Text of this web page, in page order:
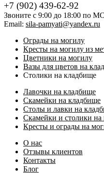
+7 (902) 439-62-92
Звоните с 9:00 до 18:00 по
Email: sila-pamyati@yandex.ru
Ограды на могилу
Кресты на могилу из
Цветники на могилу
Вазы для цветов на
Столики на кладбище
Лавочки на кладбище
Скамейки на кладбище
Столы и лавки на
Скамейки и столики на
Кресты и ограды на
О нас
Отзывы клиентов
Контакты
Блог